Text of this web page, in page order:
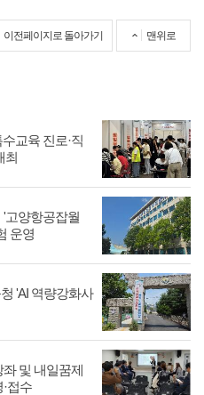
이전페이지로 돌아가기 맨위로
교육 진로·직
최
'고양항공잡월
운영
'AI 역량강화사
및 내일꿈제
접수